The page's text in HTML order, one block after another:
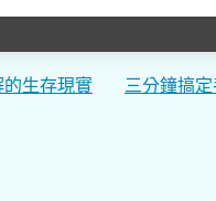
生存現實 三分鐘搞